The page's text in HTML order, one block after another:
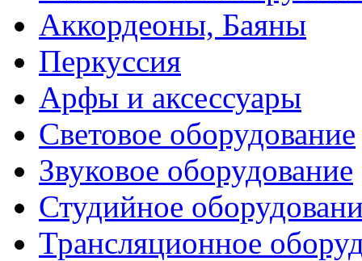
Аккордеоны, Баяны
Перкуссия
Арфы и аксессуары
Световое оборудование
Звуковое оборудование
Студийное
Трансляционное